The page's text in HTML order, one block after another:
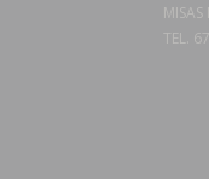
TEL.